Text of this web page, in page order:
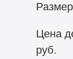
Цена
руб.